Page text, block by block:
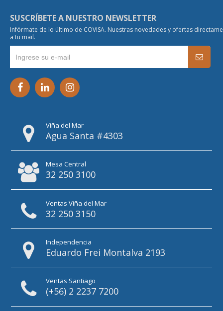
SUSCRÍBETE A NUESTRO NEWSLETTER
Infórmate de lo último de COVISA. Nuestras novedades y ofertas
a tu mail.
Viña del Mar
Agua Santa #4303
Mesa Central
32 250 3100
Ventas Viña del Mar
32 250 3150
Independencia
Eduardo Frei Montalva 2193
Ventas Santiago
(+56) 2 2237 7200